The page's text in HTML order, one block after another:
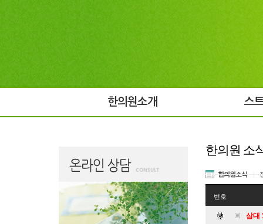
한의원소개 스
한의원 소
한의원소식
번호
삼대